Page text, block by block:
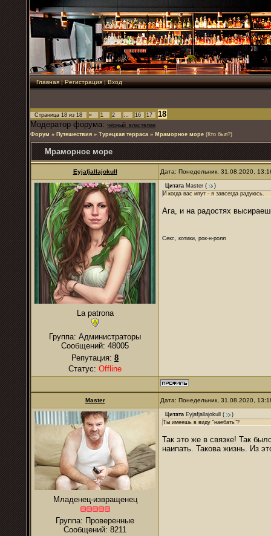
Главная|Регистрация|Вход
Страница 18 из 18 « 1 2 … 16 17
18
Модератор форума: чёрный_властелин
Форум » Путешествия » Турецкая терраса » Мраморное море (Кто был?)
Мраморное море
Eyjafjallajokull Дата: Понедельник, 31.08.2020,
La patrona
Группа: Администраторы
Сообщений: 48005
Репутация: 8
Статус: Offline
Цитата Master (
)
И когда вас ипут - я завсегда радуюсь.
Ага, и на радостях
Секс, котики, рок-н-ролл
Master Дата: Понедельник, 31.08.2020,
Младенец-извращенец
Группа: Проверенные
Сообщений: 8211
Цитата Eyjafjallajokull (
)
Ты имеешь в виду "наебать"?
Так это же в связке! Так
наипать. Такова жизнь. Из